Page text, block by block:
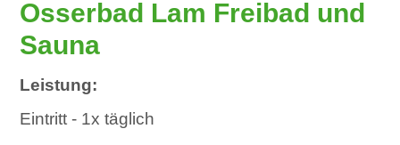
Osserbad Lam Freibad und
Sauna
Leistung:
Eintritt - 1x täglich